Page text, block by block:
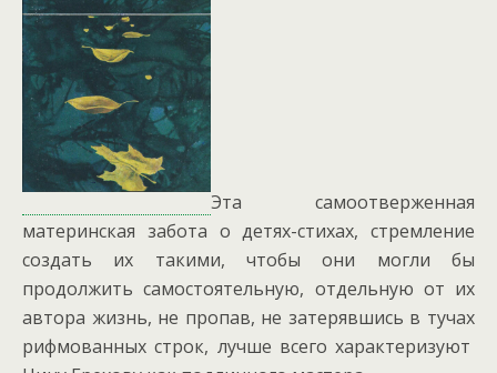
Эта самоотверженная
материнская забота о детях-стихах, стремление
создать их такими, чтобы они могли бы
продолжить самостоятельную, отдельную от их
автора жизнь, не пропав, не затерявшись в тучах
рифмованных строк, лучше всего характеризуют